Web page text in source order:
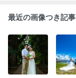
最近の画像つき記事